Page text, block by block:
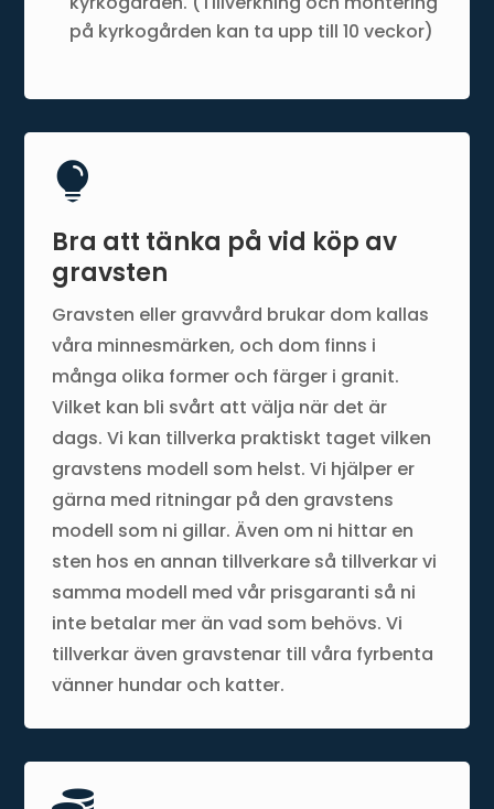
på kyrkogården kan ta upp till 10 veckor)

Bra att tänka på vid köp av
gravsten
Gravsten eller gravvård brukar dom kallas
våra minnesmärken, och dom finns i
många olika former och färger i granit.
Vilket kan bli svårt att välja när det är
dags. Vi kan tillverka praktiskt taget vilken
gravstens modell som helst. Vi hjälper er
gärna med ritningar på den gravstens
modell som ni gillar. Även om ni hittar en
sten hos en annan tillverkare så tillverkar vi
samma modell med vår prisgaranti så ni
inte betalar mer än vad som behövs. Vi
tillverkar även gravstenar till våra fyrbenta
vänner hundar och katter.